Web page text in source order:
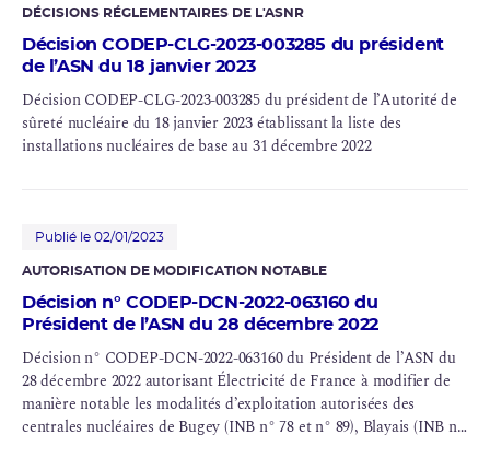
DÉCISIONS RÉGLEMENTAIRES DE L'ASNR
Décision CODEP-CLG-2023-003285 du président
de l’ASN du 18 janvier 2023
Décision CODEP-CLG-2023-003285 du président de l’Autorité de
sûreté nucléaire du 18 janvier 2023 établissant la liste des
installations nucléaires de base au 31 décembre 2022
Publié le 02/01/2023
AUTORISATION DE MODIFICATION NOTABLE
Décision n° CODEP-DCN-2022-063160 du
Président de l’ASN du 28 décembre 2022
Décision n° CODEP-DCN-2022-063160 du Président de l’ASN du
28 décembre 2022 autorisant Électricité de France à modifier de
manière notable les modalités d’exploitation autorisées des
centrales nucléaires de Bugey (INB n° 78 et n° 89), Blayais (INB n°